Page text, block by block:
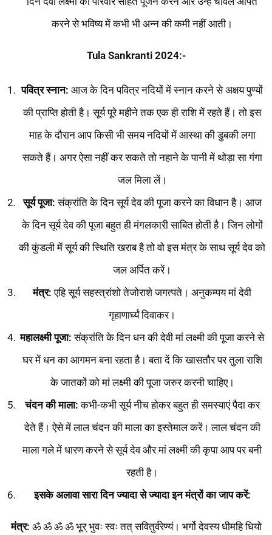
करने से भविष्य में कभी भी अन्न की कमी नहीं आती।
Tula Sankranti 2024:-
पवित्र स्नान: आज के दिन पवित्र नदियों में स्नान करने से अक्षय पुण्यों
की प्राप्ति होती है। सूर्य पूरे महीने तक एक ही राशि में रहते हैं। तो इस
माह के दौरान आप किसी भी समय नदियों में आस्था की डुबकी लगा
सकते हैं। अगर ऐसा नहीं कर सकते तो नहाने के पानी में थोड़ा सा गंगा
जल मिला लें।
सूर्य पूजा: संक्रांति के दिन सूर्य देव की पूजा करने का विधान है। आज
के दिन सूर्य देव की पूजा बहुत ही मंगलकारी साबित होती है। जिन लोगों
की कुंडली में सूर्य की स्थिति खराब है तो वो इस मंत्र के साथ सूर्य देव को
जल अर्पित करें।
मंत्र: एहि सूर्य सहस्त्रांशो तेजोराशे जगत्पते। अनुकम्पय मां देवी
गृहाणार्घ्यं दिवाकर।
महालक्ष्मी पूजा: संक्रांति के दिन धन की देवी मां लक्ष्मी की पूजा करने से
घर में धन का आगमन बना रहता है। बता दें कि खासतौर पर तुला राशि
के जातकों को मां लक्ष्मी की पूजा जरुर करनी चाहिए।
चंदन की माला: कभी-कभी सूर्य नीच होकर बहुत ही समस्याएं पैदा कर
देते हैं। ऐसे में लाल चंदन की माला का इस्तेमाल करें। लाल चंदन की
माला गले में धारण करने से सूर्य देव और मां लक्ष्मी की कृपा आप पर बनी
रहती है।
इसके अलावा सारा दिन ज्यादा से ज्यादा इन मंत्रों का जाप करें:
मंत्र: ॐ ॐ ॐ ॐ भूर् भुवः स्वः तत् सवितुर्वरेण्यं। भर्गो देवस्य धीमहि धियो